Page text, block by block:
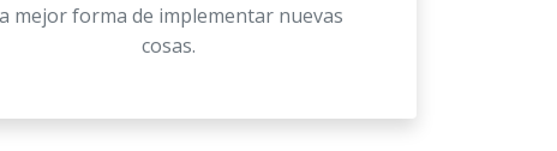
mejor forma de implementar nuevas
cosas.